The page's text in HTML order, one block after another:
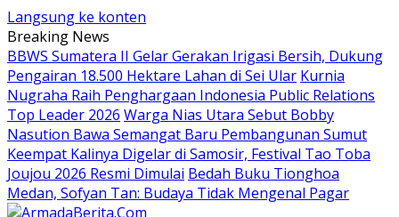
Langsung ke konten
Breaking News
BBWS Sumatera II Gelar Gerakan Irigasi Bersih, Dukung
Pengairan 18.500 Hektare Lahan di Sei Ular Kurnia
Nugraha Raih Penghargaan Indonesia Public Relations
Top Leader 2026 Warga Nias Utara Sebut Bobby
Nasution Bawa Semangat Baru Pembangunan Sumut
Keempat Kalinya Digelar di Samosir, Festival Tao Toba
Joujou 2026 Resmi Dimulai Bedah Buku Tionghoa
Medan, Sofyan Tan: Budaya Tidak Mengenal Pagar